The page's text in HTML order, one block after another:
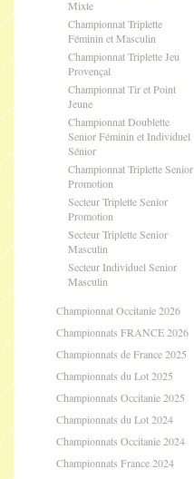
Mixte
Championnat Triplette
Féminin et Masculin
Championnat Triplette Jeu
Provençal
Championnat Tir et Point
Jeune
Championnat Doublette
Senior Féminin et Individuel
Sénior
Championnat Triplette Senior
Promotion
Secteur Triplette Senior
Promotion
Secteur Triplette Senior
Masculin
Secteur Individuel Senior
Masculin
Championnat Occitanie 2026
Championnats FRANCE 2026
Championnats de France 2025
Championnats du Lot 2025
Championnats Occitanie 2025
Championnats du Lot 2024
Championnats Occitanie 2024
Championnats France 2024